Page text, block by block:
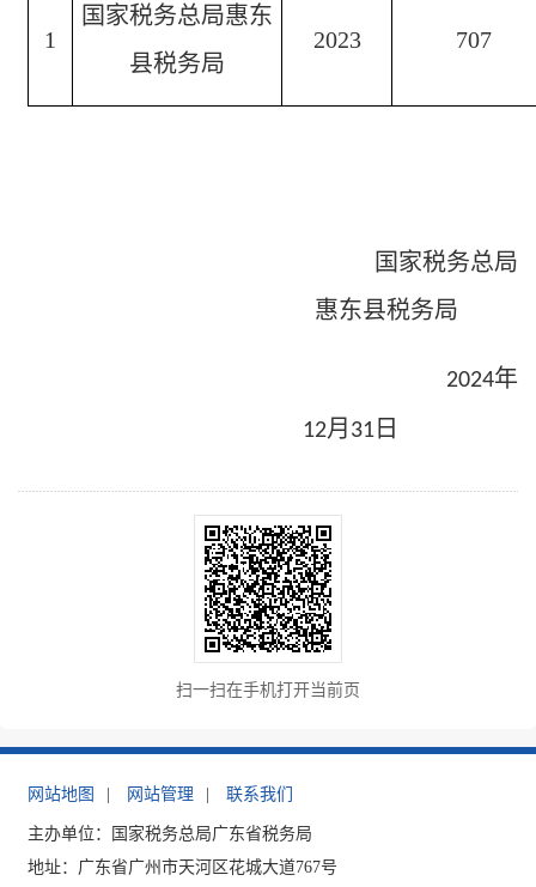
1
国家税务总局惠东
县税务局
2023 707
国家税务总局
惠东县税务局
2024年
12月 31 日
扫一扫在手机打开当前页
网站地图 网站管理 联系我们
主办单位：国家税务总局广东省税务局
地址：广东省广州市天河区花城大道767号